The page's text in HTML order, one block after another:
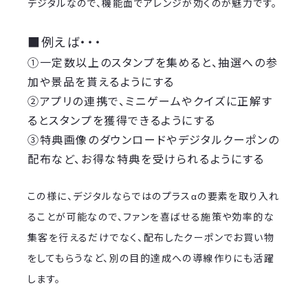
■例えば・・・
①一定数以上のスタンプを集めると、抽選への参
加や景品を貰えるようにする
②アプリの連携で、ミニゲームやクイズに正解す
るとスタンプを獲得できるようにする
③特典画像のダウンロードやデジタルクーポンの
配布など、お得な特典を受けられるようにする
この様に、デジタルならではのプラスαの要素を取り入れ
ることが可能なので、ファンを喜ばせる施策や効率的な
集客を行えるだけでなく、配布したクーポンでお買い物
をしてもらうなど、別の目的達成への導線作りにも活躍
します。